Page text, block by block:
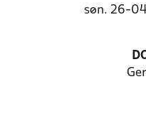
søn. 26-